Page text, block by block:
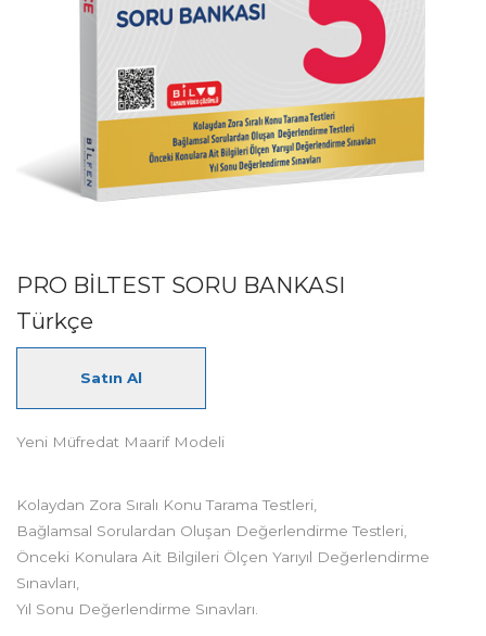
PRO BİLTEST SORU BANKASI
Türkçe
Satın Al
Yeni Müfredat Maarif Modeli
Kolaydan Zora Sıralı Konu Tarama Testleri,
Bağlamsal Sorulardan Oluşan Değerlendirme Testleri,
Önceki Konulara Ait Bilgileri Ölçen Yarıyıl Değerlendirme
Sınavları,
Yıl Sonu Değerlendirme Sınavları.